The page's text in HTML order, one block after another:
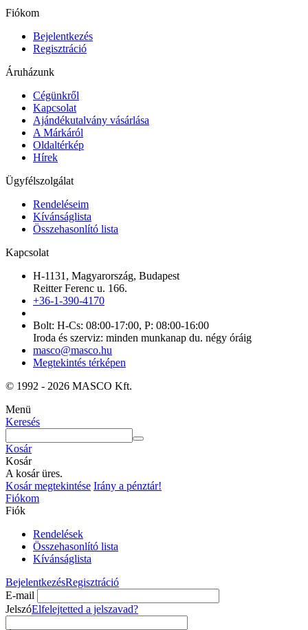
Fiókom
Bejelentkezés
Regisztráció
Áruházunk
Cégünkről
Kapcsolat
Ajándékutalvány vásárlása
A Márkáról
Oldaltérkép
Hírek
Ügyfélszolgálat
Rendeléseim
Kívánságlista
Összehasonlító lista
Kapcsolat
H-1131, Magyarország, Budapest
Reitter Ferenc u. 166.
+36-1-390-4170
Bolt: H-Cs: 08:00-17:00, P: 08:00-16:00
Iroda és szerviz: minden munkanap du. négy óráig
masco@masco.hu
Megtekintés térképen
© 1992 - 2026 MASCO Kft.
Menü
Keresés
Kosár
Kosár
A kosár üres.
Kosár megtekintése Irány a pénztár!
Fiókom
Fiók
Rendelések
Összehasonlító lista
Kívánságlista
BejelentkezésRegisztráció
E-mail
JelszóElfelejtetted a jelszavad?